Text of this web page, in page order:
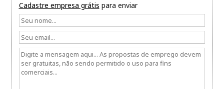
Cadastre empresa grátis para enviar